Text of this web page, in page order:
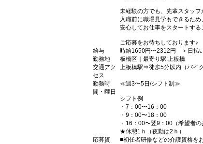
未経験の方でも、先輩スタッ
入職前に職場見学もできるため、
安心してお仕事をスタートす
ご応募をお待ちしております♪
給与
時給1650円〜2312円 ＜日払
勤務地
板橋区｜最寄り駅:上板橋
交通アク
セス
上板橋駅⇒徒歩5分以内（バイク
勤務時
間・曜日
≪週3〜5日/シフト制≫
シフト例
・7：00〜16：00
・9：00〜18：00
・16：00〜翌9：00（希望者の
★休憩1ｈ（夜勤は2ｈ）
応募資
■初任者研修などの介護資格を